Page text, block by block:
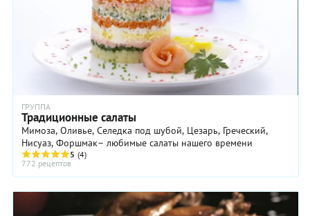
ГРУППА
Традиционные салаты
Мимоза, Оливье, Селедка под шубой, Цезарь, Греческий,
Нисуаз, Форшмак– любимые салаты нашего времени
5 (4)
772 рецептов